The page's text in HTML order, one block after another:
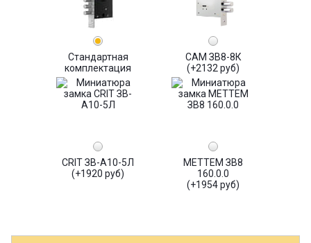
Стандартная
комплектация
САМ ЗВ8-8К
(+2132 руб)
CRIT ЗВ-А10-5Л
(+1920 руб)
МЕТТЕМ ЗВ8
160.0.0
(+1954 руб)